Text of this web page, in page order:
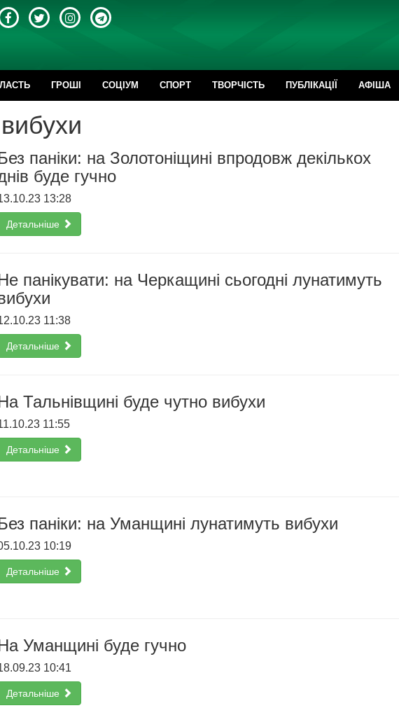
ГРОШІ CОЦІУМ СПОРТ ТВОРЧІСТЬ ПУБЛІКАЦІЇ АФІША
паніки: на Золотоніщині впродовж декількох
буде гучно
13:28
Детальніше
панікувати: на Черкащині сьогодні лунатимуть
11:38
Детальніше
Тальнівщині буде чутно вибухи
11:55
Детальніше
паніки: на Уманщині лунатимуть вибухи
10:19
Детальніше
Уманщині буде гучно
10:41
Детальніше